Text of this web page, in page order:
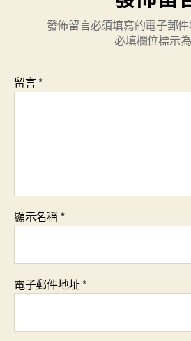
發佈留言必須填寫的電子郵
必填欄位標示為
留言*
顯示名稱*
電子郵件地址*